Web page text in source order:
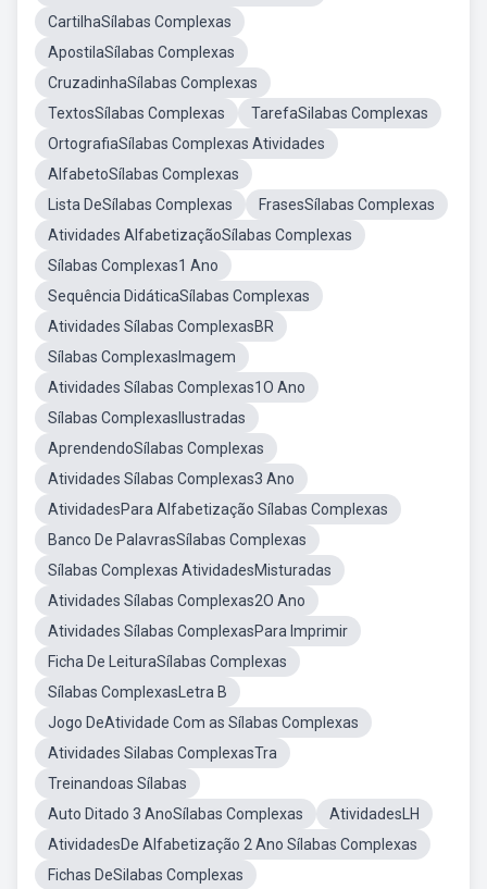
CartilhaSílabas Complexas
ApostilaSílabas Complexas
CruzadinhaSílabas Complexas
TextosSílabas Complexas
TarefaSilabas Complexas
OrtografiaSílabas Complexas Atividades
AlfabetoSílabas Complexas
Lista DeSílabas Complexas
FrasesSílabas Complexas
Atividades AlfabetizaçãoSílabas Complexas
Sílabas Complexas1 Ano
Sequência DidáticaSílabas Complexas
Atividades Sílabas ComplexasBR
Sílabas ComplexasImagem
Atividades Sílabas Complexas1O Ano
Sílabas ComplexasIlustradas
AprendendoSílabas Complexas
Atividades Sílabas Complexas3 Ano
AtividadesPara Alfabetização Sílabas Complexas
Banco De PalavrasSílabas Complexas
Sílabas Complexas AtividadesMisturadas
Atividades Sílabas Complexas2O Ano
Atividades Sílabas ComplexasPara Imprimir
Ficha De LeituraSílabas Complexas
Sílabas ComplexasLetra B
Jogo DeAtividade Com as Sílabas Complexas
Atividades Silabas ComplexasTra
Treinandoas Sílabas
Auto Ditado 3 AnoSílabas Complexas
AtividadesLH
AtividadesDe Alfabetização 2 Ano Sílabas Complexas
Fichas DeSilabas Complexas